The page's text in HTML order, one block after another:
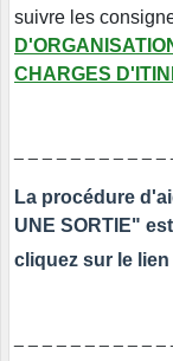
suivre les
CHARGES
La procédure
UNE SORTIE"
cliquez sur le